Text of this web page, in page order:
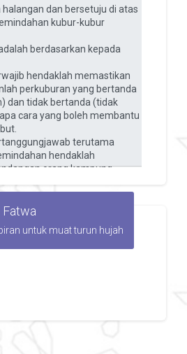
Fatwa
untuk muat turun hujah